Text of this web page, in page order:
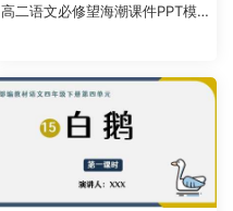
高二语文必修望海潮课件PPT模